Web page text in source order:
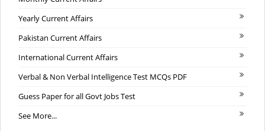
Yearly Current Affairs
Pakistan Current Affairs
International Current Affairs
Verbal & Non Verbal Intelligence Test MCQs PDF
Guess Paper for all Govt Jobs Test
See More...